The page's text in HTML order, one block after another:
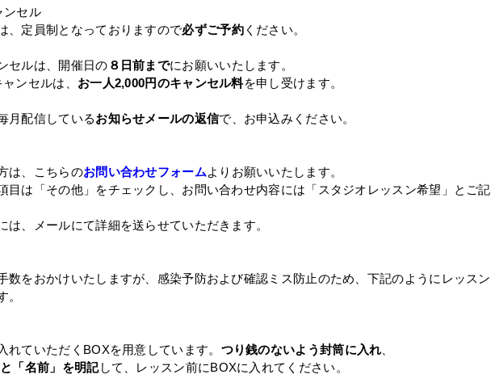
ンセル
、定員制となっておりますので必ずご予約ください。
セルは、開催日の ８日前までにお願いいたします。
ンセルは、 お一人2,000円のキャンセル料を申し受けます。
月配信しているお知らせメールの返信で、お申込みください。
は、こちらのお問い合わせフォームよりお願いいたします。
目は「その他」をチェックし、お問い合わせ内容には「スタジオレッスン希望」とご記
は、メールにて詳細を送らせていただきます。
数をおかけいたしますが、感染予防および確認ミス防止のため、下記のようにレッスン
。
れていただくBOXを用意しています。 つり銭のないよう封筒に入れ、
と「名前」を明記して、レッスン前にBOXに入れてください。